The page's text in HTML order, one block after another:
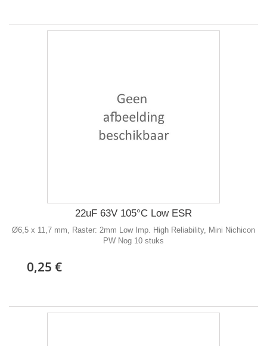
22uF 63V 105°C Low ESR
Ø6,5 x 11,7 mm, Raster: 2mm Low Imp. High Reliability, Mini Nichicon
PW Nog 10 stuks
0,25 €